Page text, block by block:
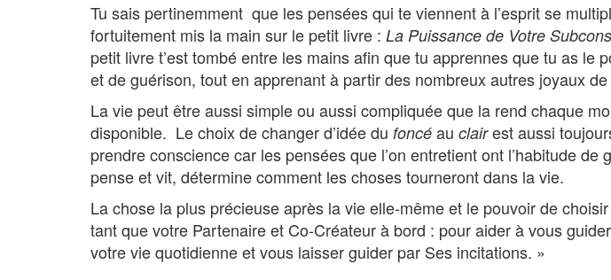
Tu sais pertinemment que les pensées qui te viennent à l’esprit se
fortuitement mis la main sur le petit livre : La Puissance de Votre
petit livre t’est tombé entre les mains afin que tu apprennes que tu as
et de guérison, tout en apprenant à partir des nombreux autres joyaux
La vie peut être aussi simple ou aussi compliquée que la rend chaque
disponible. Le choix de changer d’idée du foncé au clairest aussi
prendre conscience car les pensées que l’on entretient ont l’habitude
pense et vit, détermine comment les choses tourneront dans la vie.
La chose la plus précieuse après la vie elle-même et le pouvoir de
tant que votre Partenaire et Co-Créateur à bord : pour aider à vous
votre vie quotidienne et vous laisser guider par Ses incitations. »